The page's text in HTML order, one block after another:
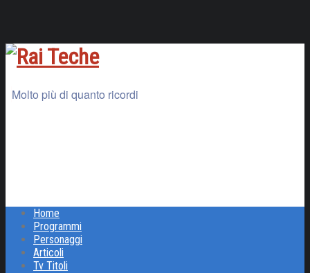
Molto più di quanto ricordi
Home
Programmi
Personaggi
Articoli
Tv Titoli